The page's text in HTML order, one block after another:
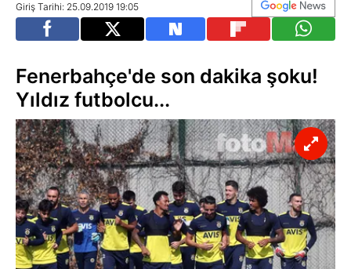
Giriş Tarihi: 25.09.2019 19:05
Fenerbahçe'de son dakika şoku!
Yıldız futbolcu...